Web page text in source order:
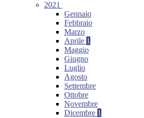
2021
Gennaio
Febbraio
Marzo
Aprile 1
Maggio
Giugno
Luglio
Agosto
Settembre
Ottobre
Novembre
Dicembre 1